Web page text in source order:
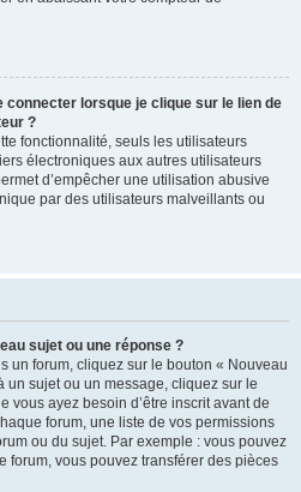
connecter lorsque je clique sur le lien de
?
fonctionnalité, seuls les utilisateurs
électroniques aux autres utilisateurs
d’empêcher une utilisation abusive
par des utilisateurs malveillants ou
sujet ou une réponse ?
un forum, cliquez sur le bouton « Nouveau
sujet ou un message, cliquez sur le
vous ayez besoin d’être inscrit avant de
forum, une liste de vos permissions
ou du sujet. Par exemple : vous pouvez
forum, vous pouvez transférer des pièces